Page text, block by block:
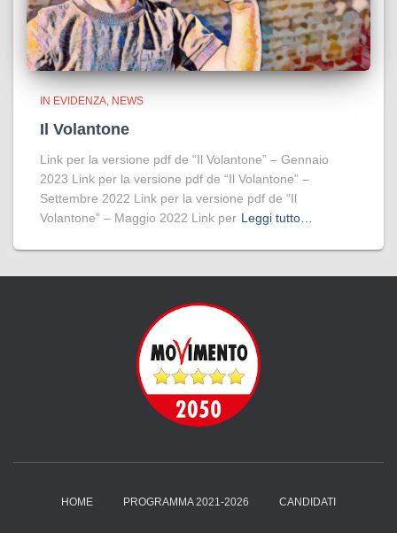
IN EVIDENZA NEWS
Il Volantone
Link per la versione pdf de “Il Volantone” – Gennaio
2023 Link per la versione pdf de “Il Volantone” –
Settembre 2022 Link per la versione pdf de “Il
Volantone” – Maggio 2022 Link per Leggi tutto…
HOME PROGRAMMA 2021-2026 CANDIDATI